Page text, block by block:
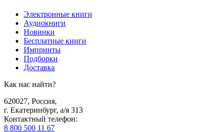
Электронные книги
Аудиокниги
Новинки
Бесплатные книги
Импринты
Подборки
Доставка
Как нас найти?
620027, Россия,
г. Екатеринбург, а/я 313
Контактный телефон:
8 800 500 11 67